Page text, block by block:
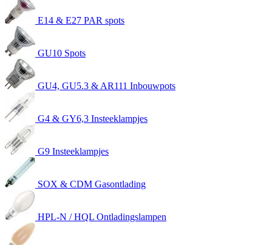
E14 & E27 PAR spots
GU10 Spots
GU4, GU5.3 & AR111 Inbouwpots
G4 & GY6,3 Insteeklampjes
G9 Insteeklampjes
SOX & CDM Gasontlading
HPL-N / HQL Ontladingslampen